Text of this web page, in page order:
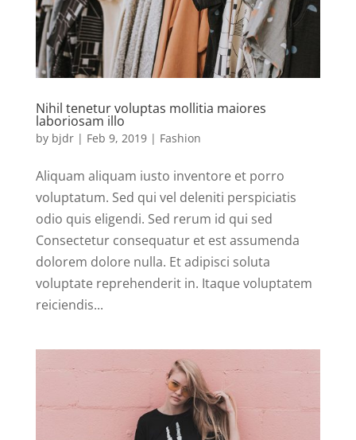
Nihil tenetur voluptas mollitia maiores
laboriosam illo
by bjdr| Feb 9, 2019| Fashion
Aliquam aliquam iusto inventore et porro
voluptatum. Sed qui vel deleniti perspiciatis
odio quis eligendi. Sed rerum id qui sed
Consectetur consequatur et est assumenda
dolorem dolore nulla. Et adipisci soluta
voluptate reprehenderit in. Itaque voluptatem
reiciendis...